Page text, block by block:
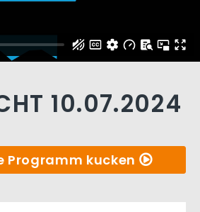
10.07.2024
Programm kucken